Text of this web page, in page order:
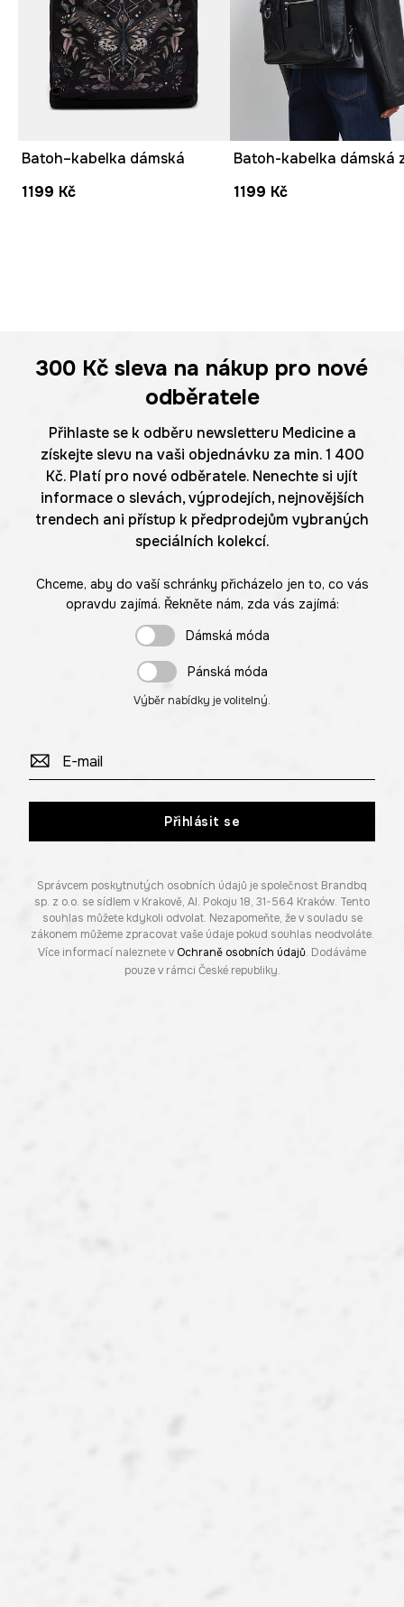
Batoh–kabelka dámská
1199 Kč
1199 Kč
300 Kč sleva na nákup pro nové
odběratele
Přihlaste se k odběru newsletteru Medicine a
získejte slevu na vaši objednávku za min. 1 400
Kč. Platí pro nové odběratele. Nenechte si ujít
informace o slevách, výprodejích, nejnovějších
trendech ani přístup k předprodejům vybraných
speciálních kolekcí.
Chceme, aby do vaší schránky přicházelo jen to, co vás
opravdu zajímá. Řekněte nám, zda vás zajímá:
Dámská móda
Pánská móda
Výběr nabídky je volitelný.
Přihlásit se
Správcem poskytnutých osobních údajů je společnost Brandbq
sp. z o.o. se sídlem v Krakově, Al. Pokoju 18, 31-564 Kraków. Tento
souhlas můžete kdykoli odvolat. Nezapomeňte, že v souladu se
zákonem můžeme zpracovat vaše údaje pokud souhlas neodvoláte.
Více informací naleznete v Ochraně osobních údajů. Dodáváme
pouze v rámci České republiky.